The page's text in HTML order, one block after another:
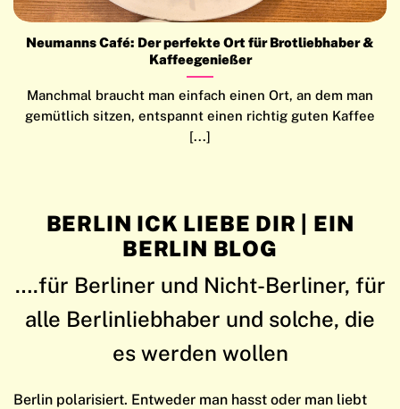
Neumanns Café: Der perfekte Ort für Brotliebhaber &
Kaffeegenießer
Manchmal braucht man einfach einen Ort, an dem man
gemütlich sitzen, entspannt einen richtig guten Kaffee
[...]
BERLIN ICK LIEBE DIR | EIN
BERLIN BLOG
….für Berliner und Nicht-Berliner, für
alle Berlinliebhaber und solche, die
es werden wollen
Berlin polarisiert. Entweder man hasst oder man liebt